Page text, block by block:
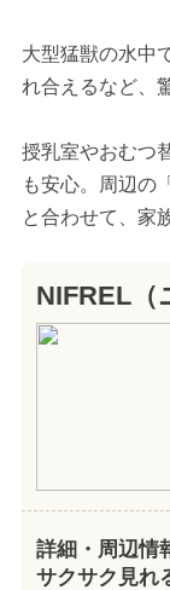
大型猛獣の水中
れ合えるなど、
授乳室やおむつ
も安心。周辺の
と合わせて、家
NIFREL（
詳細・周辺情
サクサク見れ